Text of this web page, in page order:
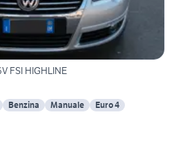
FSI HIGHLINE
Benzina Manuale Euro 4